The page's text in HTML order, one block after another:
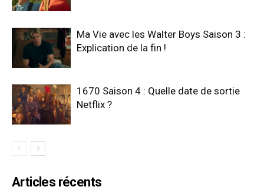
Ma Vie avec les Walter Boys Saison 3 :
Explication de la fin !
1670 Saison 4 : Quelle date de sortie
Netflix ?
Articles récents